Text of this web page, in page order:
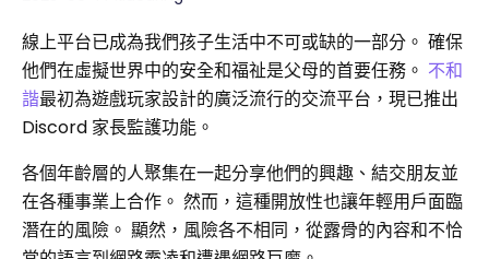
線上平台已成為我們孩子生活中不可或缺的一部分。 確保
他們在虛擬世界中的安全和福祉是父母的首要任務。 不和
諧最初為遊戲玩家設計的廣泛流行的交流平台，現已推出
Discord 家長監護功能。
各個年齡層的人聚集在一起分享他們的興趣、結交朋友並
在各種事業上合作。 然而，這種開放性也讓年輕用戶面臨
潛在的風險。 顯然，風險各不相同，從露骨的內容和不恰